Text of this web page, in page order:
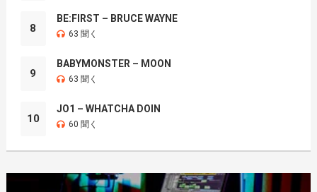
8
BE:FIRST – BRUCE WAYNE
63 聞く
9
BABYMONSTER – MOON
63 聞く
10
JO1 – WHATCHA DOIN
60 聞く